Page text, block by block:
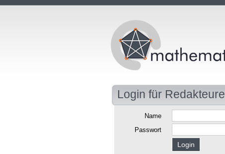
Login für Redakteure
Name
Passwort